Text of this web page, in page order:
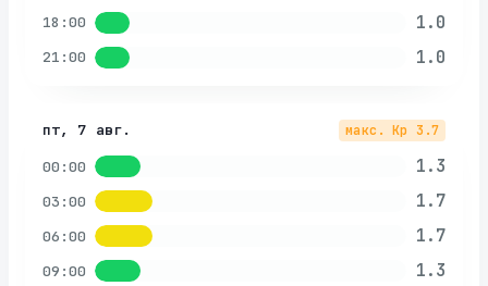
18:00 1.0
21:00 1.0
пт, 7 авг. макс. Kp 3.7
00:00 1.3
03:00 1.7
06:00 1.7
09:00 1.3